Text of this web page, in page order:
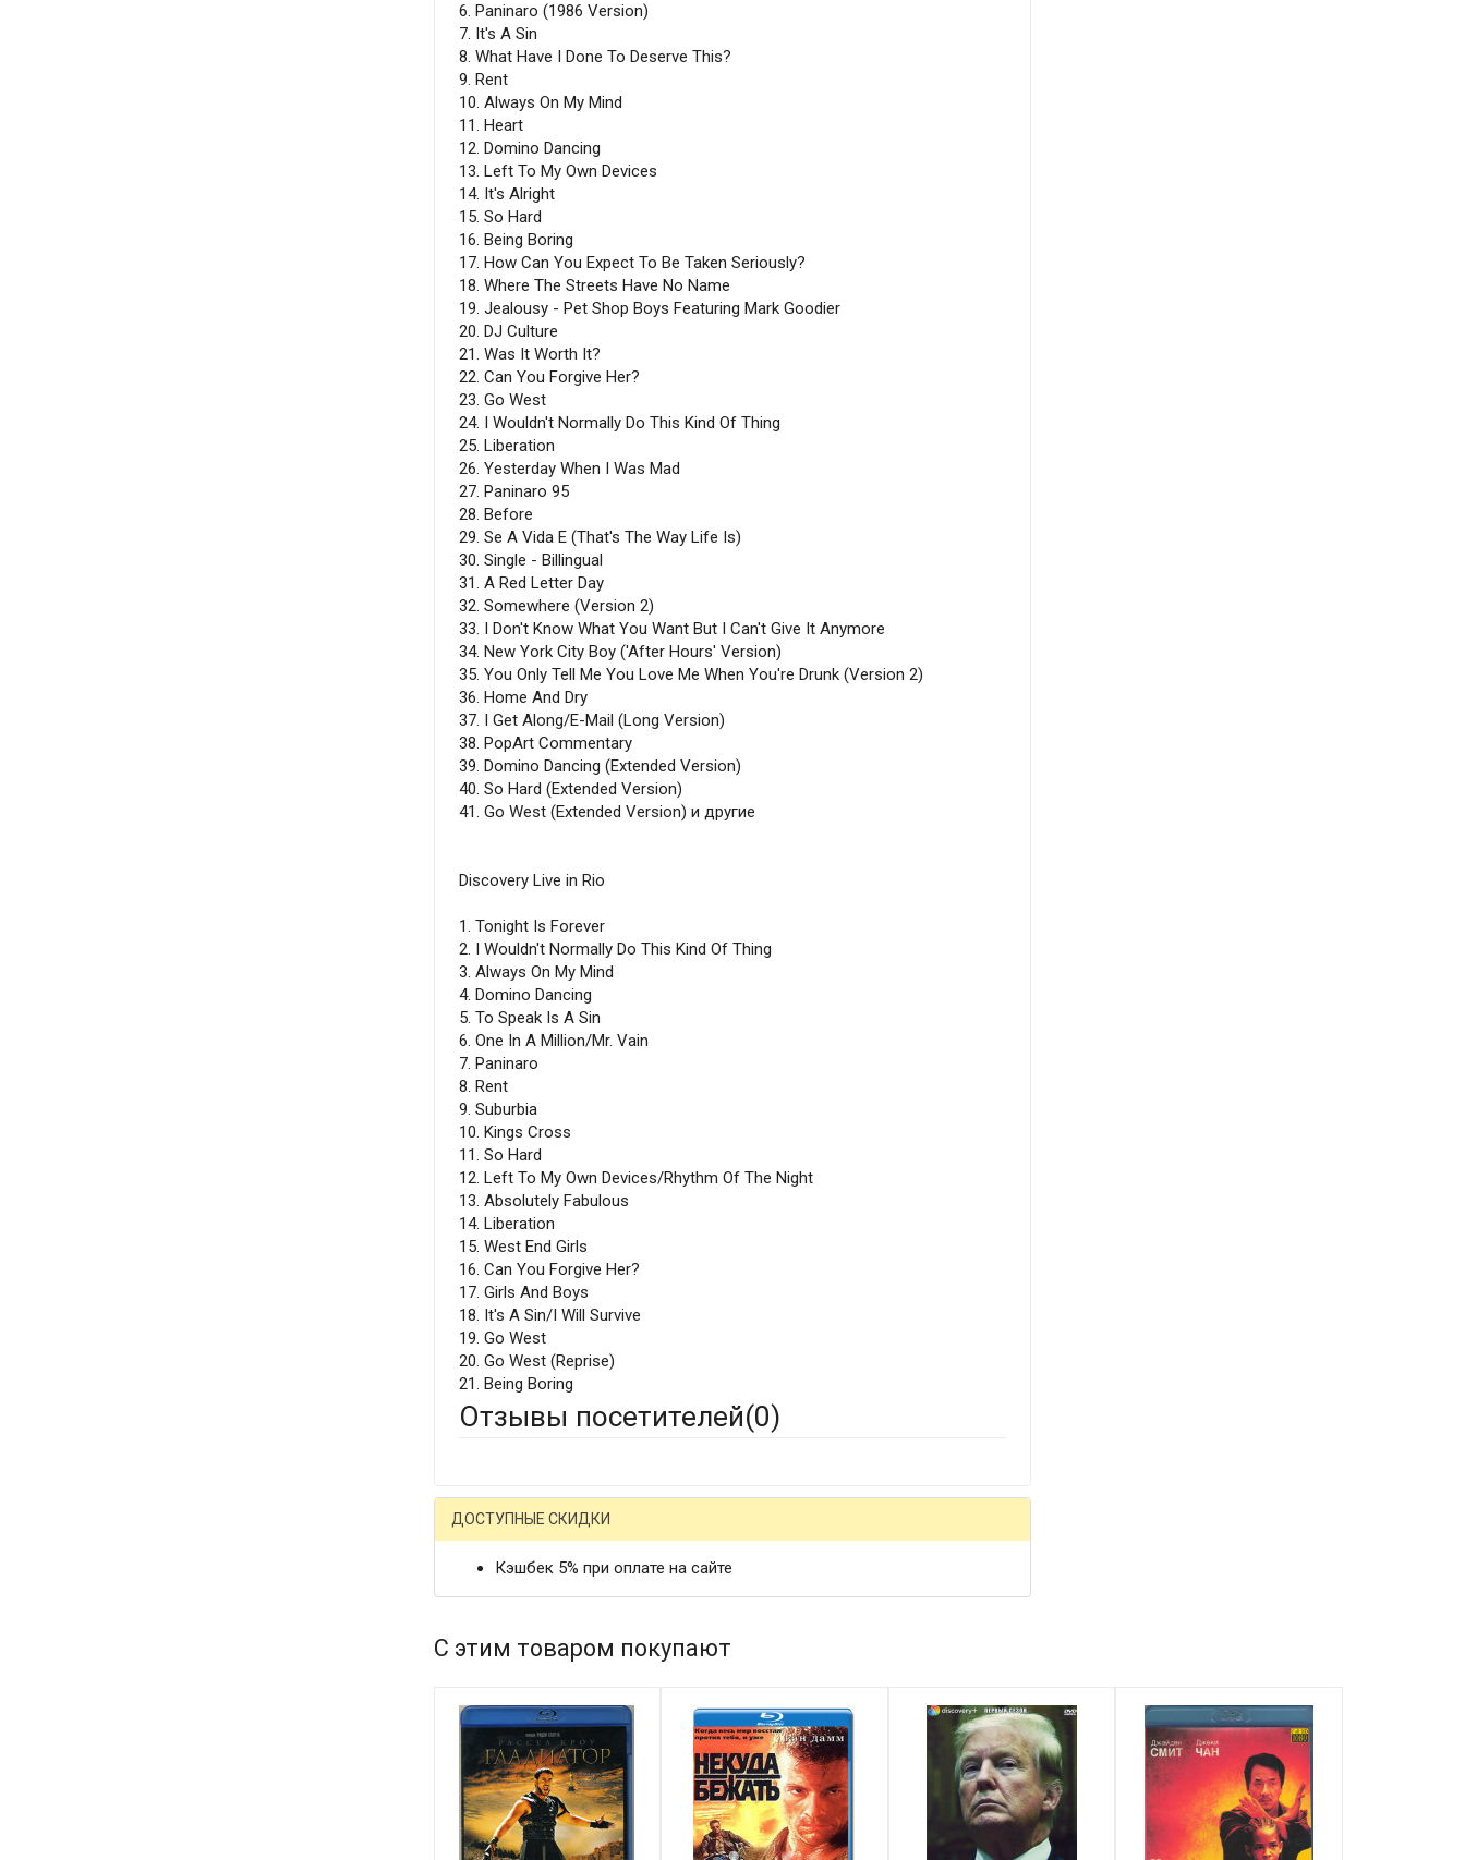
6. Paninaro (1986 Version)
7. It's A Sin
8. What Have I Done To Deserve This?
9. Rent
10. Always On My Mind
11. Heart
12. Domino Dancing
13. Left To My Own Devices
14. It's Alright
15. So Hard
16. Being Boring
17. How Can You Expect To Be Taken Seriously?
18. Where The Streets Have No Name
19. Jealousy - Pet Shop Boys Featuring Mark Goodier
20. DJ Culture
21. Was It Worth It?
22. Can You Forgive Her?
23. Go West
24. I Wouldn't Normally Do This Kind Of Thing
25. Liberation
26. Yesterday When I Was Mad
27. Paninaro 95
28. Before
29. Se A Vida E (That's The Way Life Is)
30. Single - Billingual
31. A Red Letter Day
32. Somewhere (Version 2)
33. I Don't Know What You Want But I Can't Give It Anymore
34. New York City Boy ('After Hours' Version)
35. You Only Tell Me You Love Me When You're Drunk (Version 2)
36. Home And Dry
37. I Get Along/E-Mail (Long Version)
38. PopArt Commentary
39. Domino Dancing (Extended Version)
40. So Hard (Extended Version)
41. Go West (Extended Version) и другие
Discovery Live in Rio
1. Tonight Is Forever
2. I Wouldn't Normally Do This Kind Of Thing
3. Always On My Mind
4. Domino Dancing
5. To Speak Is A Sin
6. One In A Million/Mr. Vain
7. Paninaro
8. Rent
9. Suburbia
10. Kings Cross
11. So Hard
12. Left To My Own Devices/Rhythm Of The Night
13. Absolutely Fabulous
14. Liberation
15. West End Girls
16. Can You Forgive Her?
17. Girls And Boys
18. It's A Sin/I Will Survive
19. Go West
20. Go West (Reprise)
21. Being Boring
Отзывы посетителей(0)
ДОСТУПНЫЕ СКИДКИ
Кэшбек 5% при оплате на сайте
С этим товаром покупают